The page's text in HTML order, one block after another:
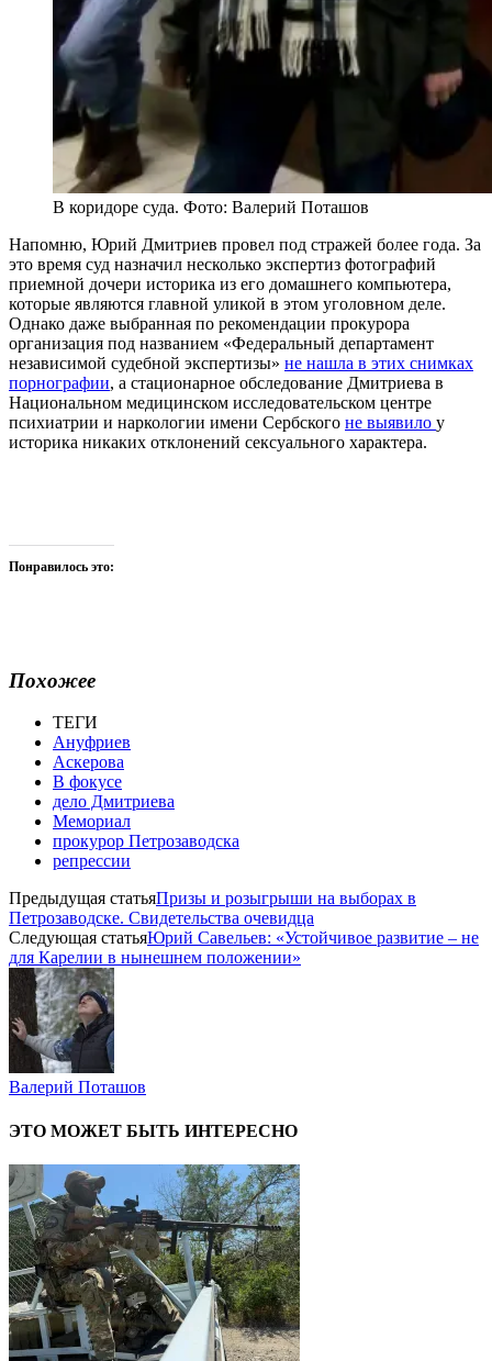
В коридоре суда. Фото: Валерий Поташов
Напомню, Юрий Дмитриев провел под стражей более года. За
это время суд назначил несколько экспертиз фотографий
приемной дочери историка из его домашнего компьютера,
которые являются главной уликой в этом уголовном деле.
Однако даже выбранная по рекомендации прокурора
организация под названием «Федеральный департамент
независимой судебной экспертизы» не нашла в этих снимках
порнографии, а стационарное обследование Дмитриева в
Национальном медицинском исследовательском центре
психиатрии и наркологии имени Сербского не выявило у
историка никаких отклонений сексуального характера.
Понравилось это:
Похожее
ТЕГИ
Ануфриев
Аскерова
В фокусе
дело Дмитриева
Мемориал
прокурор Петрозаводска
репрессии
Предыдущая статьяПризы и розыгрыши на выборах в
Петрозаводске. Свидетельства очевидца
Следующая статьяЮрий Савельев: «Устойчивое развитие – не
для Карелии в нынешнем положении»
Валерий Поташов
ЭТО МОЖЕТ БЫТЬ ИНТЕРЕСНО